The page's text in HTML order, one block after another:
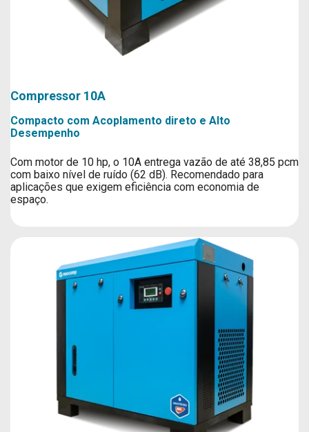
Compressor 10A
Compacto com Acoplamento direto e Alto
Desempenho
Com motor de 10 hp, o 10A entrega vazão de até 38,85 pcm
com baixo nível de ruído (62 dB). Recomendado para
aplicações que exigem eficiência com economia de
espaço.